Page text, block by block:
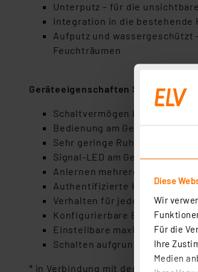
Diese
Wir
Für die
Ihre
Medien
Unterputz – für die
Integration in die bestehende
Aufputz und wassergeschützt
Feuchträumen
Geräteeigenschaften Schaltaktoren
Schaltvermögen bis zu 16 A
Bedienung am Gerät möglich
Sehr geringe
Signal-LED am Gerät
Anlernen mehrerer
Authentifizierte
Verhalten für jede
Konfigurierbare
Einstellbare maximale
Schalten aufgrund von
* in Verbindung mit der Homematic